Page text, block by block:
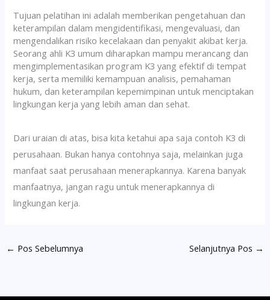
Tujuan pelatihan ini adalah memberikan pengetahuan dan
keterampilan dalam mengidentifikasi, mengevaluasi, dan
mengendalikan risiko kecelakaan dan penyakit akibat kerja.
Seorang ahli K3 umum diharapkan mampu merancang dan
mengimplementasikan program K3 yang efektif di tempat
kerja, serta memiliki kemampuan analisis, pemahaman
hukum, dan keterampilan kepemimpinan untuk menciptakan
lingkungan kerja yang lebih aman dan sehat.
Dari uraian di atas, bisa kita ketahui apa saja contoh K3 di
perusahaan. Bukan hanya contohnya saja, melainkan juga
manfaat saat perusahaan menerapkannya. Karena banyak
manfaatnya, jangan ragu untuk menerapkannya di
lingkungan kerja.
← Pos Sebelumnya Selanjutnya Pos →